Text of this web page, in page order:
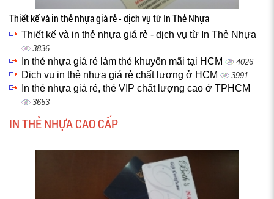
Thiết kế và in thẻ nhựa giá rẻ - dịch vụ từ In Thẻ Nhựa
Thiết kế và in thẻ nhựa giá rẻ - dịch vụ từ In Thẻ Nhựa
3836
In thẻ nhựa giá rẻ làm thẻ khuyến mãi tại HCM 4026
Dịch vụ in thẻ nhựa giá rẻ chất lượng ở HCM 3991
In thẻ nhựa giá rẻ, thẻ VIP chất lượng cao ở TPHCM
3653
IN THẺ NHỰA CAO CẤP